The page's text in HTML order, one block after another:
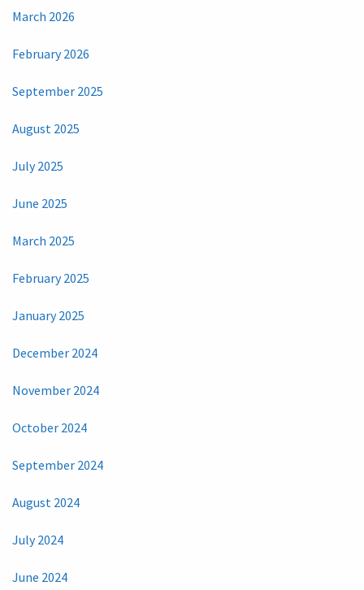
March 2026
February 2026
September 2025
August 2025
July 2025
June 2025
March 2025
February 2025
January 2025
December 2024
November 2024
October 2024
September 2024
August 2024
July 2024
June 2024